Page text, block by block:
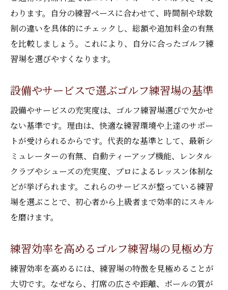
わります。自分の練習ペースに合わせて、時間制や球数
制の違いを具体的にチェックし、総額や追加料金の有無
を比較しましょう。これにより、自分に合ったゴルフ練
習場を選びやすくなります。
設備やサービスで選ぶゴルフ練習場の基準
設備やサービスの充実度は、ゴルフ練習場選びで欠かせ
ない基準です。理由は、快適な練習環境や上達のサポー
トが受けられるからです。代表的な基準として、最新シ
ミュレーターの有無、自動ティーアップ機能、レンタル
クラブやシューズの充実度、プロによるレッスン体制な
どが挙げられます。これらのサービスが整っている練習
場を選ぶことで、初心者から上級者まで効率的にスキル
を磨けます。
練習効率を高めるゴルフ練習場の見極め方
練習効率を高めるには、練習場の特徴を見極めることが
大切です。なぜなら、打席の広さや距離、ボールの質が